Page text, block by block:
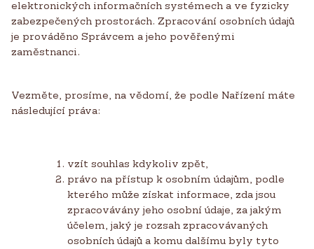
elektronických informačních systémech a ve fyzicky
zabezpečených prostorách. Zpracování osobních údajů
je prováděno Správcem a jeho pověřenými
zaměstnanci.
Vezměte, prosíme, na vědomí, že podle Nařízení máte
následující práva:
vzít souhlas kdykoliv zpět,
právo na přístup k osobním údajům, podle
kterého může získat informace, zda jsou
zpracovávány jeho osobní údaje, za jakým
účelem, jaký je rozsah zpracovávaných
osobních údajů a komu dalšímu byly tyto